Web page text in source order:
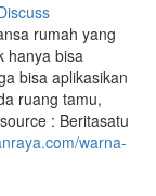
rumah yang
hanya bisa
bisa aplikasikan
ruang tamu,
: Beritasatu
warna-